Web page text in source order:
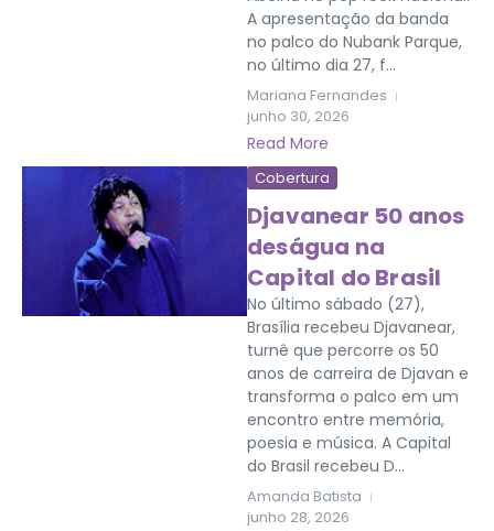
A apresentação da banda
no palco do Nubank Parque,
no último dia 27, f...
Mariana Fernandes
junho 30, 2026
Read More
Cobertura
Djavanear 50 anos
deságua na
Capital do Brasil
No último sábado (27),
Brasília recebeu Djavanear,
turnê que percorre os 50
anos de carreira de Djavan e
transforma o palco em um
encontro entre memória,
poesia e música. A Capital
do Brasil recebeu D...
Amanda Batista
junho 28, 2026